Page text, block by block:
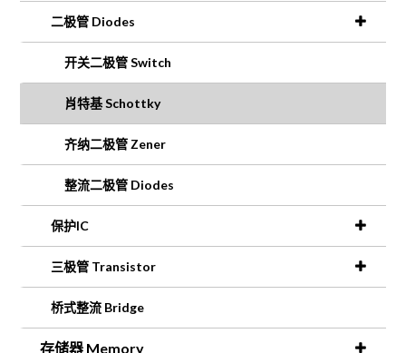
二极管 Diodes
开关二极管 Switch
肖特基 Schottky
齐纳二极管 Zener
整流二极管 Diodes
保护IC
三极管 Transistor
桥式整流 Bridge
存储器 Memory